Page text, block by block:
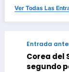
Ver Todas Las
Entrada
Corea del
segundo